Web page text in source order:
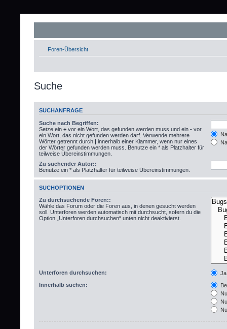
Foren-Übersicht
Suche
SUCHANFRAGE
Suche nach Begriffen:
Setze ein + vor ein Wort, das gefunden werden muss und ein - vor
ein Wort, das nicht gefunden werden darf. Verwende mehrere
Wörter getrennt durch | innerhalb einer Klammer, wenn nur eines
der Wörter gefunden werden muss. Benutze ein * als Platzhalter für
teilweise Übereinstimmungen.
Zu suchender Autor::
Benutze ein * als Platzhalter für teilweise Übereinstimmungen.
SUCHOPTIONEN
Zu durchsuchende Foren::
Wähle das Forum oder die Foren aus, in denen gesucht werden
soll. Unterforen werden automatisch mit durchsucht, sofern du die
Option „Unterforen durchsuchen“ unten nicht deaktivierst.
Unterforen durchsuchen:
Ja
Innerhalb suchen: